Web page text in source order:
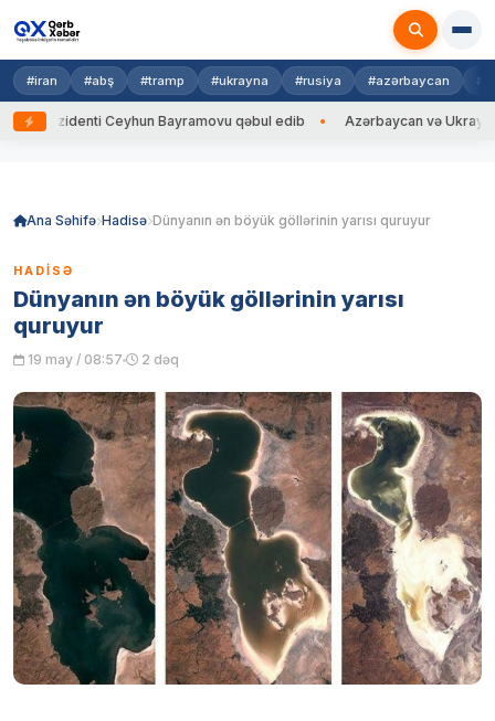
#iran #abş #tramp #ukrayna #rusiya #azərbaycan
Ceyhun Bayramovu qəbul edib Azərbaycan və Ukrayna XİN
Ana Səhifə Hadisə Dünyanın ən böyük göllərinin yarısı quruyur
HADISƏ
Dünyanın ən böyük göllərinin yarısı
quruyur
19 may / 08:57 2 dəq